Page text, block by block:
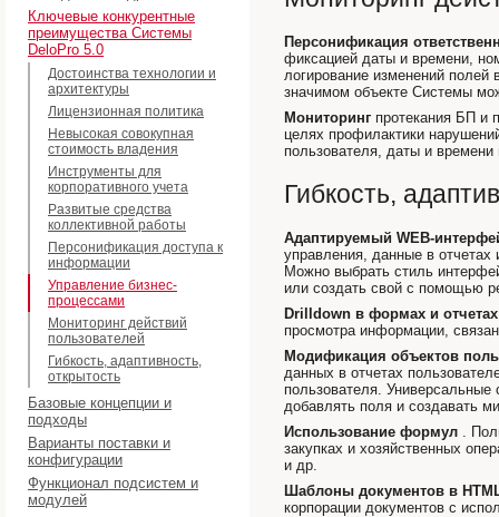
Ключевые конкурентные
преимущества Системы
DeloPro 5.0
Достоинства технологии и
архитектуры
Лицензионная политика
Невысокая совокупная
стоимость владения
Инструменты для
корпоративного учета
Развитые средства
коллективной работы
Персонификация доступа к
информации
Управление бизнес-
процессами
Мониторинг действий
пользователей
Гибкость, адаптивность,
открытость
Базовые концепции и
подходы
Варианты поставки и
конфигурации
Функционал подсистем и
модулей
Персонификация
фиксацией даты и времени,
логирование изменений полей
значимом объекте Системы
Мониторинг протекания БП и
целях профилактики
пользователя, даты и времени
Гибкость,
Адаптируемый WEB-
управления, данные в
Можно выбрать стиль
или создать свой с помощью
Drilldown в формах и отчетах
просмотра информации,
Модификация объектов
данных в отчетах
пользователя.
добавлять поля и создавать
Использование формул .
закупках и хозяйственных
и др.
Шаблоны документов в
корпорации документов с